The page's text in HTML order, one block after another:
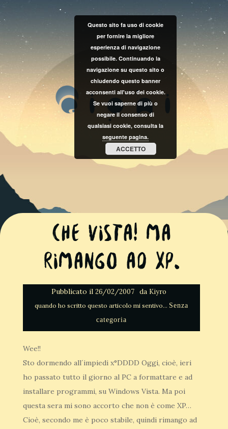
Che Vista! Ma
rimango ad XP.
Pubblicato il 26/02/2007 da Kiyro
Senza
categoria
Wee!!
Sto dormendo all´impiedi x°DDDD Oggi, cioè, ieri
ho passato tutto il giorno al PC a formattare e ad
installare programmi, su Windows Vista. Ma poi
questa sera mi sono accorto che non è come XP…
Cioè, secondo me è poco stabile, quindi rimango ad
Questo sito fa uso di cookie
per fornire la migliore
esperienza di navigazione
possibile. Continuando la
navigazione su questo sito o
chiudendo questo banner
acconsenti all'uso dei cookie.
Se vuoi saperne di più o
negare il consenso di
qualsiasi cookie, consulta la
seguente pagina.
ACCETTO